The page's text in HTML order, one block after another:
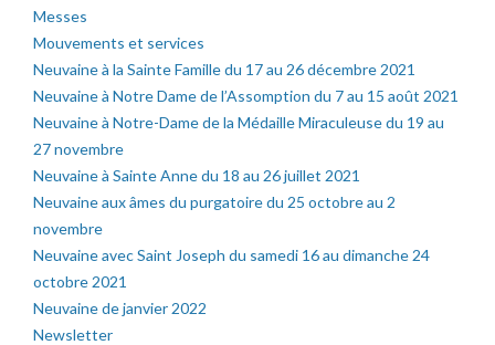
Messes
Mouvements et services
Neuvaine à la Sainte Famille du 17 au 26 décembre 2021
Neuvaine à Notre Dame de l’Assomption du 7 au 15 août 2021
Neuvaine à Notre-Dame de la Médaille Miraculeuse du 19 au
27 novembre
Neuvaine à Sainte Anne du 18 au 26 juillet 2021
Neuvaine aux âmes du purgatoire du 25 octobre au 2
novembre
Neuvaine avec Saint Joseph du samedi 16 au dimanche 24
octobre 2021
Neuvaine de janvier 2022
Newsletter